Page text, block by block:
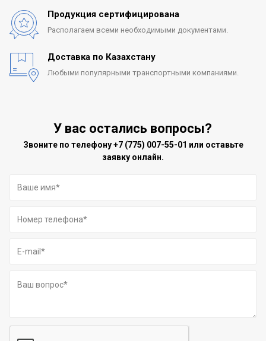
Продукция сертифицирована
Располагаем всеми необходимыми документами.
Доставка по Казахстану
Любыми популярными транспортными компаниями.
У вас остались вопросы?
Звоните по телефону+7 (775) 007-55-01 или оставьте
заявку онлайн.